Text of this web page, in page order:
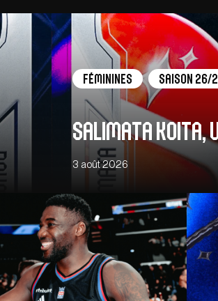
Féminines Saison 26/
Salimata
3 août 2026